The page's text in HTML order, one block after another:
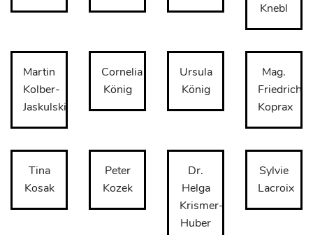
Knebl
Martin
Kolber-
Jaskulski
Cornelia
König
Ursula
König
Mag.
Friedrich
Koprax
Tina
Kosak
Peter
Kozek
Dr.
Helga
Krismer-
Huber
Sylvie
Lacroix